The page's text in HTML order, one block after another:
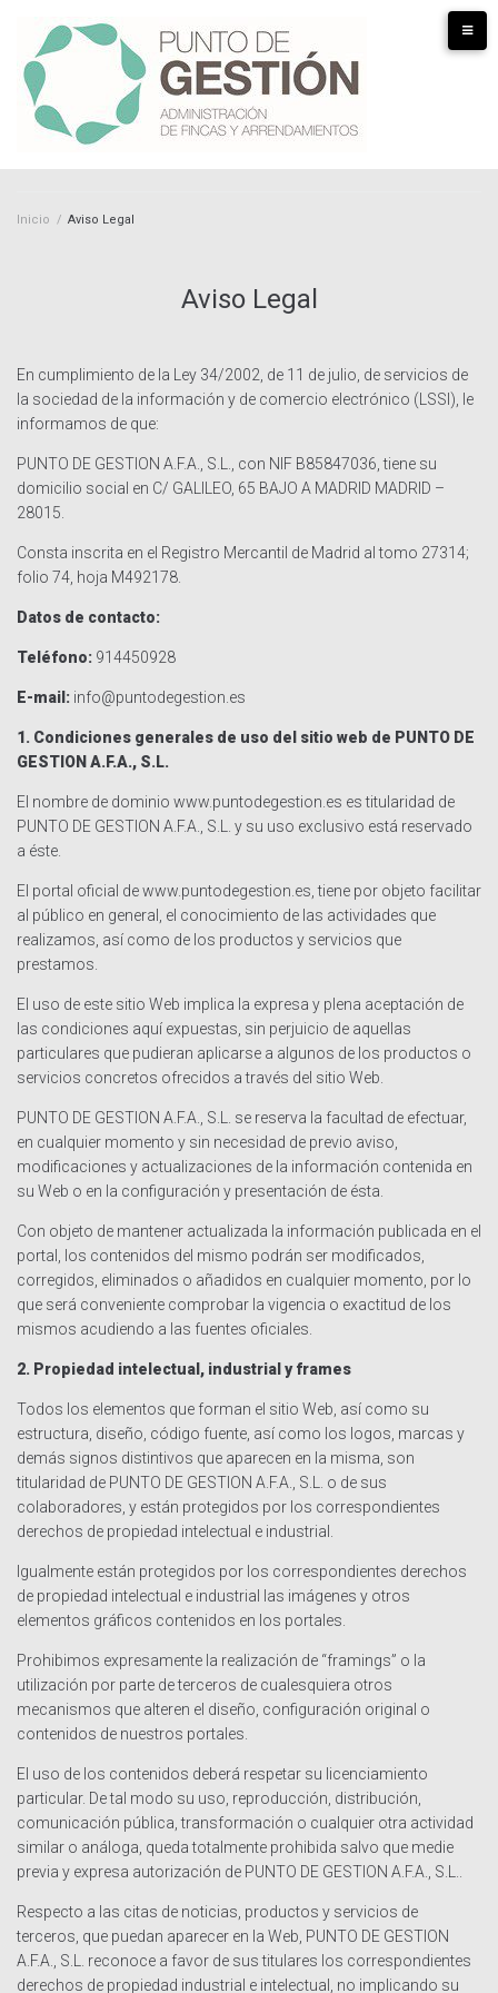
Inicio / Aviso Legal
Aviso Legal
En cumplimiento de la Ley 34/2002, de 11 de julio, de servicios de
la sociedad de la información y de comercio electrónico (LSSI), le
informamos de que:
PUNTO DE GESTION A.F.A., S.L., con NIF B85847036, tiene su
domicilio social en C/ GALILEO, 65 BAJO A MADRID MADRID –
28015.
Consta inscrita en el Registro Mercantil de Madrid al tomo 27314;
folio 74, hoja M492178.
Datos de contacto:
Teléfono: 914450928
E-mail: info@puntodegestion.es
1. Condiciones generales de uso del sitio web de PUNTO DE
GESTION A.F.A., S.L.
El nombre de dominio www.puntodegestion.es es titularidad de
PUNTO DE GESTION A.F.A., S.L. y su uso exclusivo está reservado
a éste.
El portal oficial de www.puntodegestion.es, tiene por objeto facilitar
al público en general, el conocimiento de las actividades que
realizamos, así como de los productos y servicios que
prestamos.
El uso de este sitio Web implica la expresa y plena aceptación de
las condiciones aquí expuestas, sin perjuicio de aquellas
particulares que pudieran aplicarse a algunos de los productos o
servicios concretos ofrecidos a través del sitio Web.
PUNTO DE GESTION A.F.A., S.L. se reserva la facultad de efectuar,
en cualquier momento y sin necesidad de previo aviso,
modificaciones y actualizaciones de la información contenida en
su Web o en la configuración y presentación de ésta.
Con objeto de mantener actualizada la información publicada en el
portal, los contenidos del mismo podrán ser modificados,
corregidos, eliminados o añadidos en cualquier momento, por lo
que será conveniente comprobar la vigencia o exactitud de los
mismos acudiendo a las fuentes oficiales.
2. Propiedad intelectual, industrial y frames
Todos los elementos que forman el sitio Web, así como su
estructura, diseño, código fuente, así como los logos, marcas y
demás signos distintivos que aparecen en la misma, son
titularidad de PUNTO DE GESTION A.F.A., S.L. o de sus
colaboradores, y están protegidos por los correspondientes
derechos de propiedad intelectual e industrial.
Igualmente están protegidos por los correspondientes derechos
de propiedad intelectual e industrial las imágenes y otros
elementos gráficos contenidos en los portales.
Prohibimos expresamente la realización de “framings” o la
utilización por parte de terceros de cualesquiera otros
mecanismos que alteren el diseño, configuración original o
contenidos de nuestros portales.
El uso de los contenidos deberá respetar su licenciamiento
particular. De tal modo su uso, reproducción, distribución,
comunicación pública, transformación o cualquier otra actividad
similar o análoga, queda totalmente prohibida salvo que medie
previa y expresa autorización de PUNTO DE GESTION A.F.A., S.L..
Respecto a las citas de noticias, productos y servicios de
terceros, que puedan aparecer en la Web, PUNTO DE GESTION
A.F.A., S.L. reconoce a favor de sus titulares los correspondientes
derechos de propiedad industrial e intelectual, no implicando su